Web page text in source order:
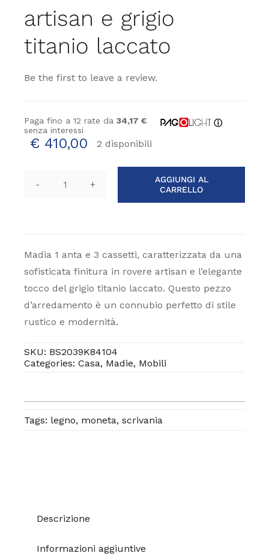
artisan e grigio
titanio laccato
Be the first to leave a review.
€410,00
Paga fino a 12 rate da 34,17 €
senza interessi
ⓘ
2 disponibili
cassetti
rovere
artisan
e
grigio
laccato
quantità
AGGIUNGI AL
CARRELLO
Madia 1 anta e 3 cassetti, caratterizzata da una
sofisticata finitura in rovere artisan e l’elegante
tocco del grigio titanio laccato. Questo pezzo
d’arredamento è un connubio perfetto di stile
rustico e modernità.
SKU: BS2039K84104
Categories: Casa, Madie, Mobili
Tags: legno, moneta, scrivania
Descrizione
Informazioni aggiuntive